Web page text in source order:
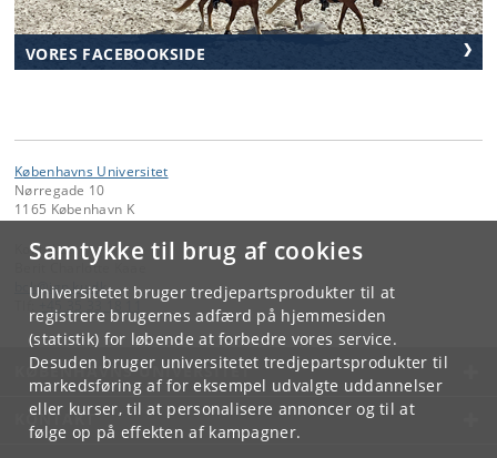
Samtykke til brug af cookies
Universitetet bruger tredjepartsprodukter til at
registrere brugernes adfærd på hjemmesiden
(statistik) for løbende at forbedre vores service.
Desuden bruger universitetet tredjepartsprodukter til
markedsføring af for eksempel udvalgte uddannelser
eller kurser, til at personalisere annoncer og til at
følge op på effekten af kampagner.
VORES FACEBOOKSIDE
Københavns Universitet
Nørregade 10
1165 København K
Kontakt:
Berit Charlotte Kaae
bck @ ign. ku.dk
KØBENHAVNS UNIVERSITET
KONTAKT